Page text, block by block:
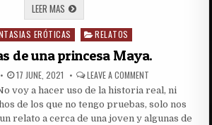
LEER MASEL
AMOR
DESCONTROLADO
DE
UN
PADRE
POR
SU
HIJA
ADOLESCENTE
ERÓTICAS RELATOS
de una princesa Maya.
PUBLISHED
DATE:
17 JUNE, 2021 LEAVE A COMMENT
DE
UNA
PRINCESA
MAYA.
voy a hacer uso de la historia real, ni
de los que no tengo pruebas, solo nos
relato a cerca de una joven y algunas de